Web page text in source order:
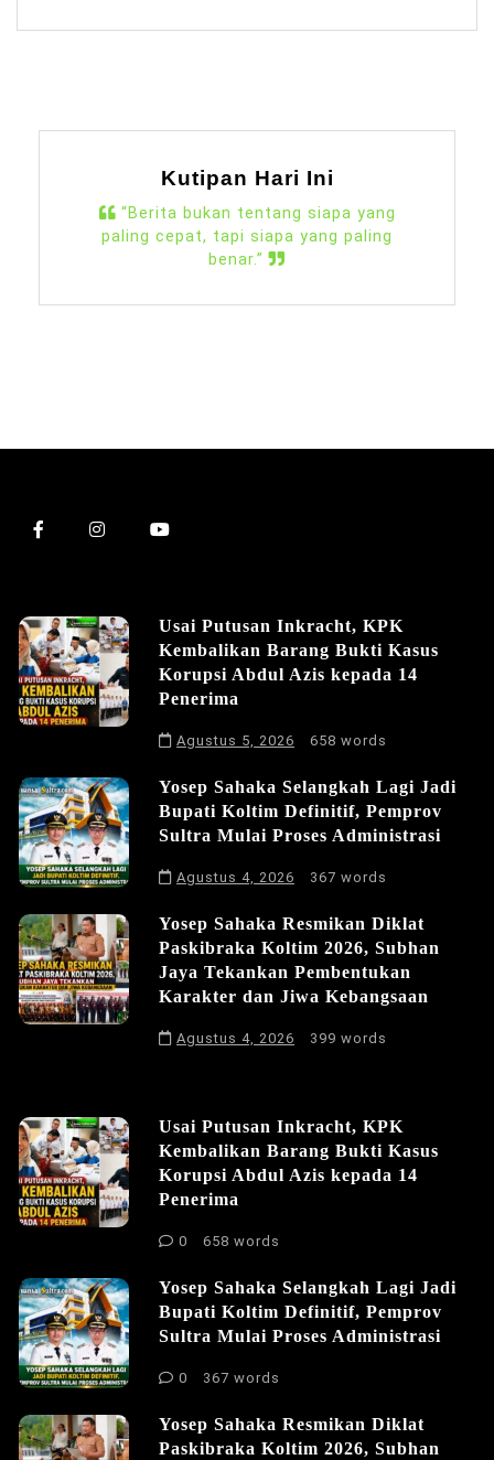
Kutipan Hari Ini
“Berita bukan tentang siapa yang
paling cepat, tapi siapa yang paling
benar.”
Usai Putusan Inkracht, KPK
Kembalikan Barang Bukti Kasus
Korupsi Abdul Azis kepada 14
Penerima
Agustus 5, 2026 658 words
Yosep Sahaka Selangkah Lagi Jadi
Bupati Koltim Definitif, Pemprov
Sultra Mulai Proses Administrasi
Agustus 4, 2026 367 words
Yosep Sahaka Resmikan Diklat
Paskibraka Koltim 2026, Subhan
Jaya Tekankan Pembentukan
Karakter dan Jiwa Kebangsaan
Agustus 4, 2026 399 words
Usai Putusan Inkracht, KPK
Kembalikan Barang Bukti Kasus
Korupsi Abdul Azis kepada 14
Penerima
0 658 words
Yosep Sahaka Selangkah Lagi Jadi
Bupati Koltim Definitif, Pemprov
Sultra Mulai Proses Administrasi
0 367 words
Yosep Sahaka Resmikan Diklat
Paskibraka Koltim 2026, Subhan